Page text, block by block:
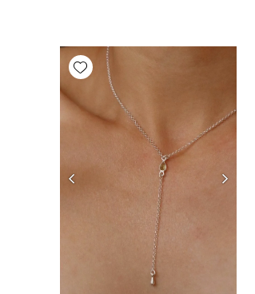
Add
Add wishlist